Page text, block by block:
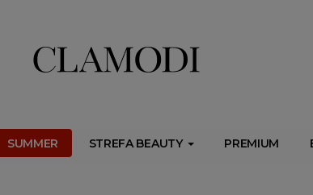
SUMMER STREFA BEAUTY PREMIUM